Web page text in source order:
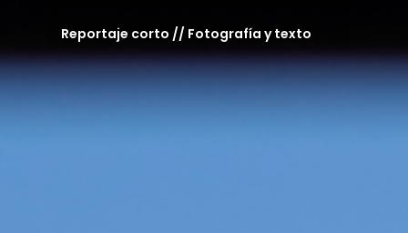
Reportaje corto // Fotografía y texto